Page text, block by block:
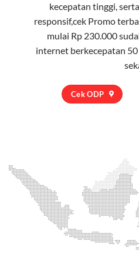
kecepatan tinggi,
responsif,cek Promo
mulai Rp 230.000
internet berkecepatan
Cek ODP